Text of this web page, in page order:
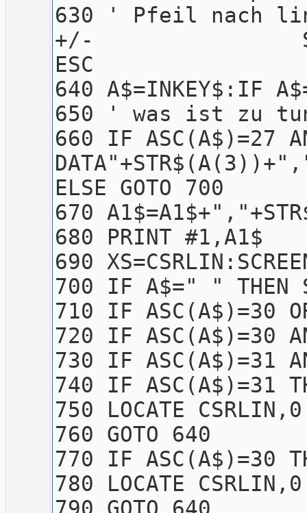
630 ' Pfeil nach
+/-
ESC -
640 A$=INKEY$:IF
650 ' was ist zu tun,
660 IF ASC(A$)=27
ELSE GOTO 700
670
680 PRINT #1,A1$
690
700 IF A$=" " THEN
710 IF ASC(A$)=30
720 IF ASC(A$)=30
730 IF ASC(A$)=31
740 IF ASC(A$)=31
750 LOCATE
760 GOTO 640
770 IF ASC(A$)=30
780 LOCATE